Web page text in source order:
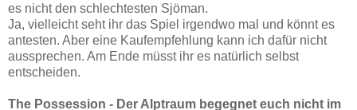
es nicht den schlechtesten Sjöman.
Ja, vielleicht seht ihr das Spiel irgendwo mal und könnt es
antesten. Aber eine Kaufempfehlung kann ich dafür nicht
aussprechen. Am Ende müsst ihr es natürlich selbst
entscheiden.
The Possession - Der Alptraum begegnet euch nicht im